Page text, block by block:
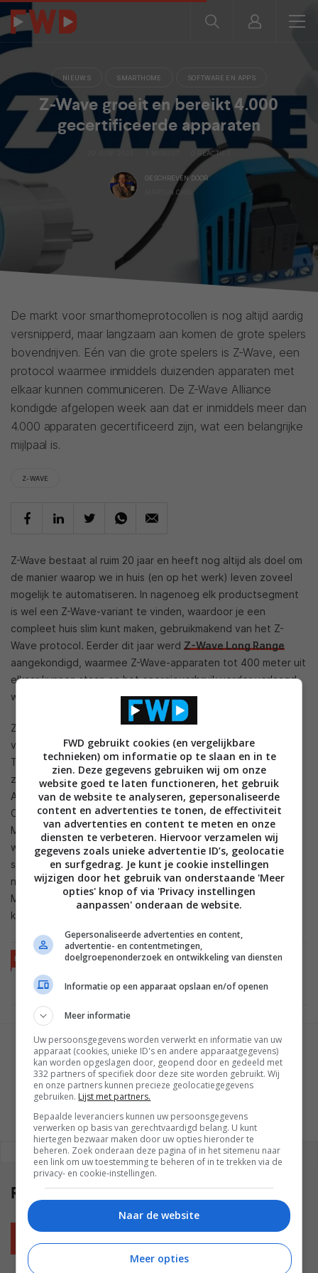
NIEUWS SMARTHOME SOFTWARE EN APPS
Z-Wave groeit en bereikt 4.000
gecertificeerde apparaten
0 REACTIES
GESCHREVEN DOOR
MARTIJN CHEL
De markt voor smarthomeprotocollen is nog altijd aardig
versnipperd, maar langzaam aan komen de grote spelers
bovendrijven. Eén van die grote spelers is Z-Wave, een
protocol waarmee inmiddels duizenden apparaten met
elkaar kunnen communiceren. De Z-Wave Alliance
kondigde afgelopen week aan dat er inmiddels meer dan
4.000 apparaten gecertificeerd zijn, wat een belangrijke
mijlpaal is.
Z-WAVE
Z-Wave bestaat al ruim 20 jaar en heeft nog altijd als doel om
de manier waarop we in huis (en op het werk) leven zoveel
mogelijk te automatiseren. In nagenoeg elk productsegment
is wel een Z-Wave-variant te vinden, waardoor je een
compleet huis slim kunt maken, gebruikmakend van het Z-
Wave protocol. Eerder dit jaar werd Z-Wave Long Range
aangekondigd, waarmee Z-Wave-apparaten tot 400 meter uit
elkaar kunnen staan en het energieverbruik verder verlaagd
wordt.
Z-Wave is niet het enige belangrijke protocol op het gebied
van domotica. Zo kennen we ook Zigbee, Bluetooth, Wi-Fi en
Thread. Thread is een serieuze bedreiging voor Z-Wave,
zeker door de komst vanMatter . Toch ziet de Z-Wave
Alliance dit zelf niet zo. De Z-Wave Alliance is geen lid van de
Connectivity Standard Alliance die verantwoordelijk is voor
Matter, maar het bedrijf gelooft wel in een standaard
waarmee producten van alle merken eenvoudig kunnen
samenwerken. Z-Wave moet in de toekomst dan ook prima
naast Thread (Matter) kunnen bestaan en gebruikers van
Matter kunnen middels een Bridge hun Z-Wave-producten
koppelen met Matter compatibele producten.
LEES OOK
TIPS EN ADVIES SMARTHOME
BEDIENING
SOFTWARE EN APPS
jou?
GESCHREVEN DOOR
MARTIJN CHEL
REAGEREN REACTIES (0)
Reacties(0)
FWD gebruikt cookies (en vergelijkbare
technieken) om informatie op te slaan en in te
zien. Deze gegevens gebruiken wij om onze
website goed te laten functioneren, het gebruik
van de website te analyseren, gepersonaliseerde
content en advertenties te tonen, de effectiviteit
van advertenties en content te meten en onze
diensten te verbeteren. Hiervoor verzamelen wij
gegevens zoals unieke advertentie ID’s, geolocatie
en surfgedrag. Je kunt je cookie instellingen
wijzigen door het gebruik van onderstaande 'Meer
opties' knop of via 'Privacy instellingen
aanpassen' onderaan de website.
Gepersonaliseerde advertenties en content,
advertentie- en contentmetingen,
doelgroepenonderzoek en ontwikkeling van diensten
Informatie op een apparaat opslaan en/of openen
Meer informatie
Uw persoonsgegevens worden verwerkt en informatie van uw
apparaat (cookies, unieke ID's en andere apparaatgegevens)
kan worden opgeslagen door, geopend door en gedeeld met
332 partners of specifiek door deze site worden gebruikt. Wij
en onze partners kunnen precieze geolocatiegegevens
gebruiken. Lijst met partners.
Bepaalde leveranciers kunnen uw persoonsgegevens
verwerken op basis van gerechtvaardigd belang. U kunt
hiertegen bezwaar maken door uw opties hieronder te
beheren. Zoek onderaan deze pagina of in het sitemenu naar
een link om uw toestemming te beheren of in te trekken via de
privacy- en cookie-instellingen.
Naar de website
Meer opties